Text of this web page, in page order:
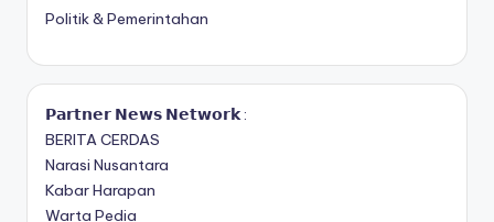
Politik & Pemerintahan
𝗣𝗮𝗿𝘁𝗻𝗲𝗿 𝗡𝗲𝘄𝘀 𝗡𝗲𝘁𝘄𝗼𝗿𝗸 :
BERITA CERDAS
Narasi Nusantara
Kabar Harapan
Warta Pedia